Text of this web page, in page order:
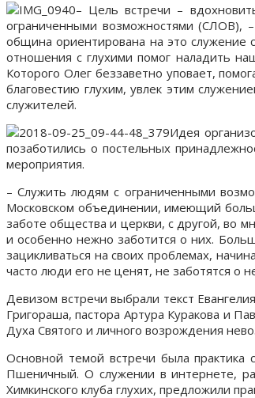
– Цель встречи –
ограниченными возможностями (СЛОВ),
община ориентирована на это служение
отношения с глухими помог наладить
Которого Олег беззаветно уповает,
благовестию глухим, увлек этим
служителей.
Идея
позаботились о постельных
мероприятия.
– Служить людям с ограниченными
Московском объединении, имеющий
заботе общества и церкви, с другой, во
и особенно нежно заботится о них.
зацикливаться на своих проблемах,
часто люди его не ценят, не заботятся о
Девизом встречи выбрали текст
Григораша, пастора Артура Куракова и
Духа Святого и личного возрождения
Основной темой встречи была практика
Пшеничный. О служении в интернете,
Химкинского клуба глухих, предложили